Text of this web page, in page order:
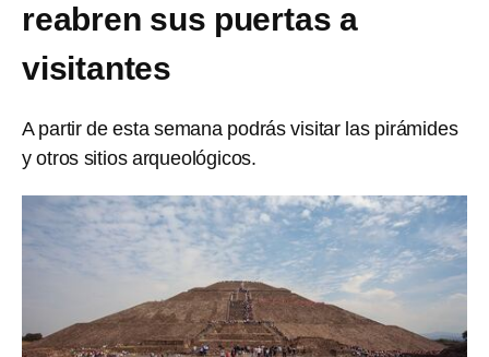
reabren sus puertas a
visitantes
A partir de esta semana podrás visitar las pirámides
y otros sitios arqueológicos.